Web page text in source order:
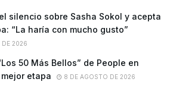
silencio sobre Sasha Sokol y acepta
“La haría con mucho gusto”
DE 2026
50 Más Bellos” de People en
etapa
8 DE AGOSTO DE 2026